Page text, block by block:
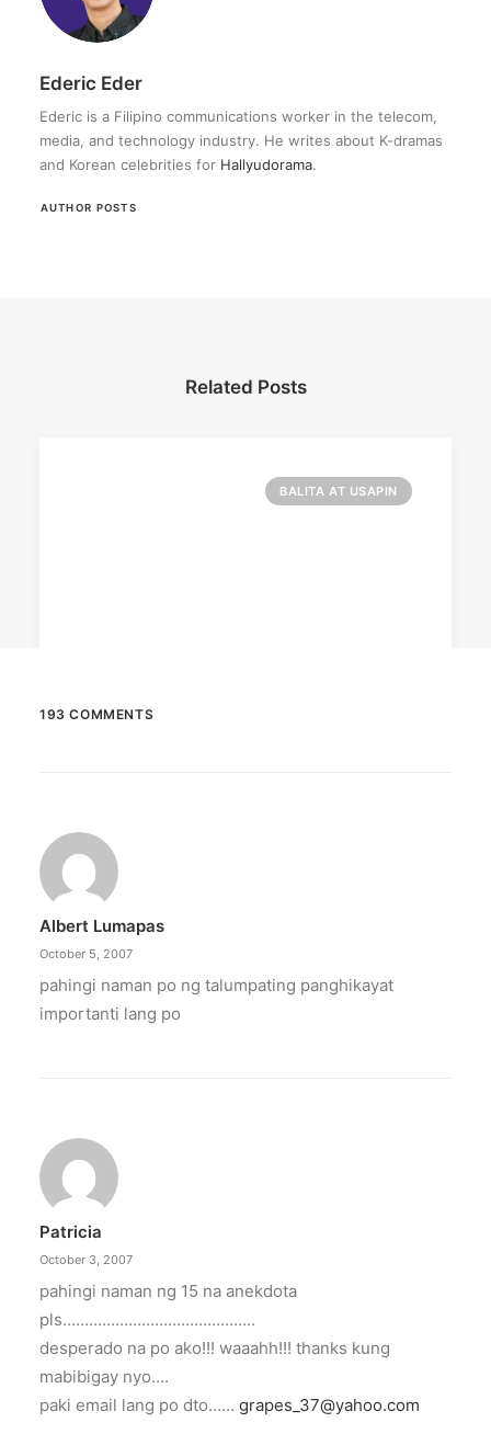
Ederic Eder
Ederic is a Filipino communications worker in the telecom,
media, and technology industry. He writes about K-dramas
and Korean celebrities for Hallyudorama.
AUTHOR POSTS
Related Posts
BALITA AT USAPIN
It is said to be the world's largest permanently
illuminated peace symbol.
193 COMMENTS
Albert Lumapas
October 5, 2007
pahingi naman po ng talumpating panghikayat
importanti lang po
Patricia
October 3, 2007
pahingi naman ng 15 na anekdota
pls……………………………………..
desperado na po ako!!! waaahh!!! thanks kung
mabibigay nyo….
paki email lang po dto…… grapes_37@yahoo.com